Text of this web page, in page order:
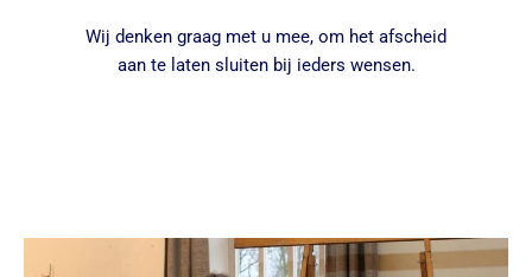
Wij denken graag met u mee, om het afscheid
aan te laten sluiten bij ieders wensen.